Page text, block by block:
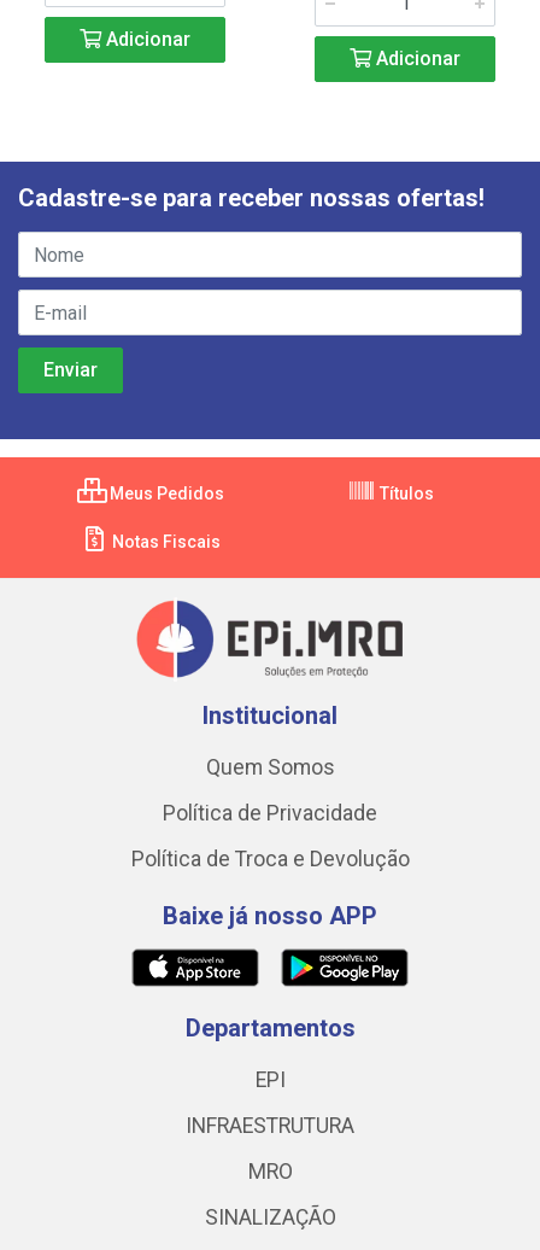
Adicionar
Adicionar
Cadastre-se para receber nossas ofertas!
Meus Pedidos Títulos
Notas Fiscais
Institucional
Quem Somos
Política de Privacidade
Política de Troca e Devolução
Baixe já nosso APP
Departamentos
EPI
INFRAESTRUTURA
MRO
SINALIZAÇÃO